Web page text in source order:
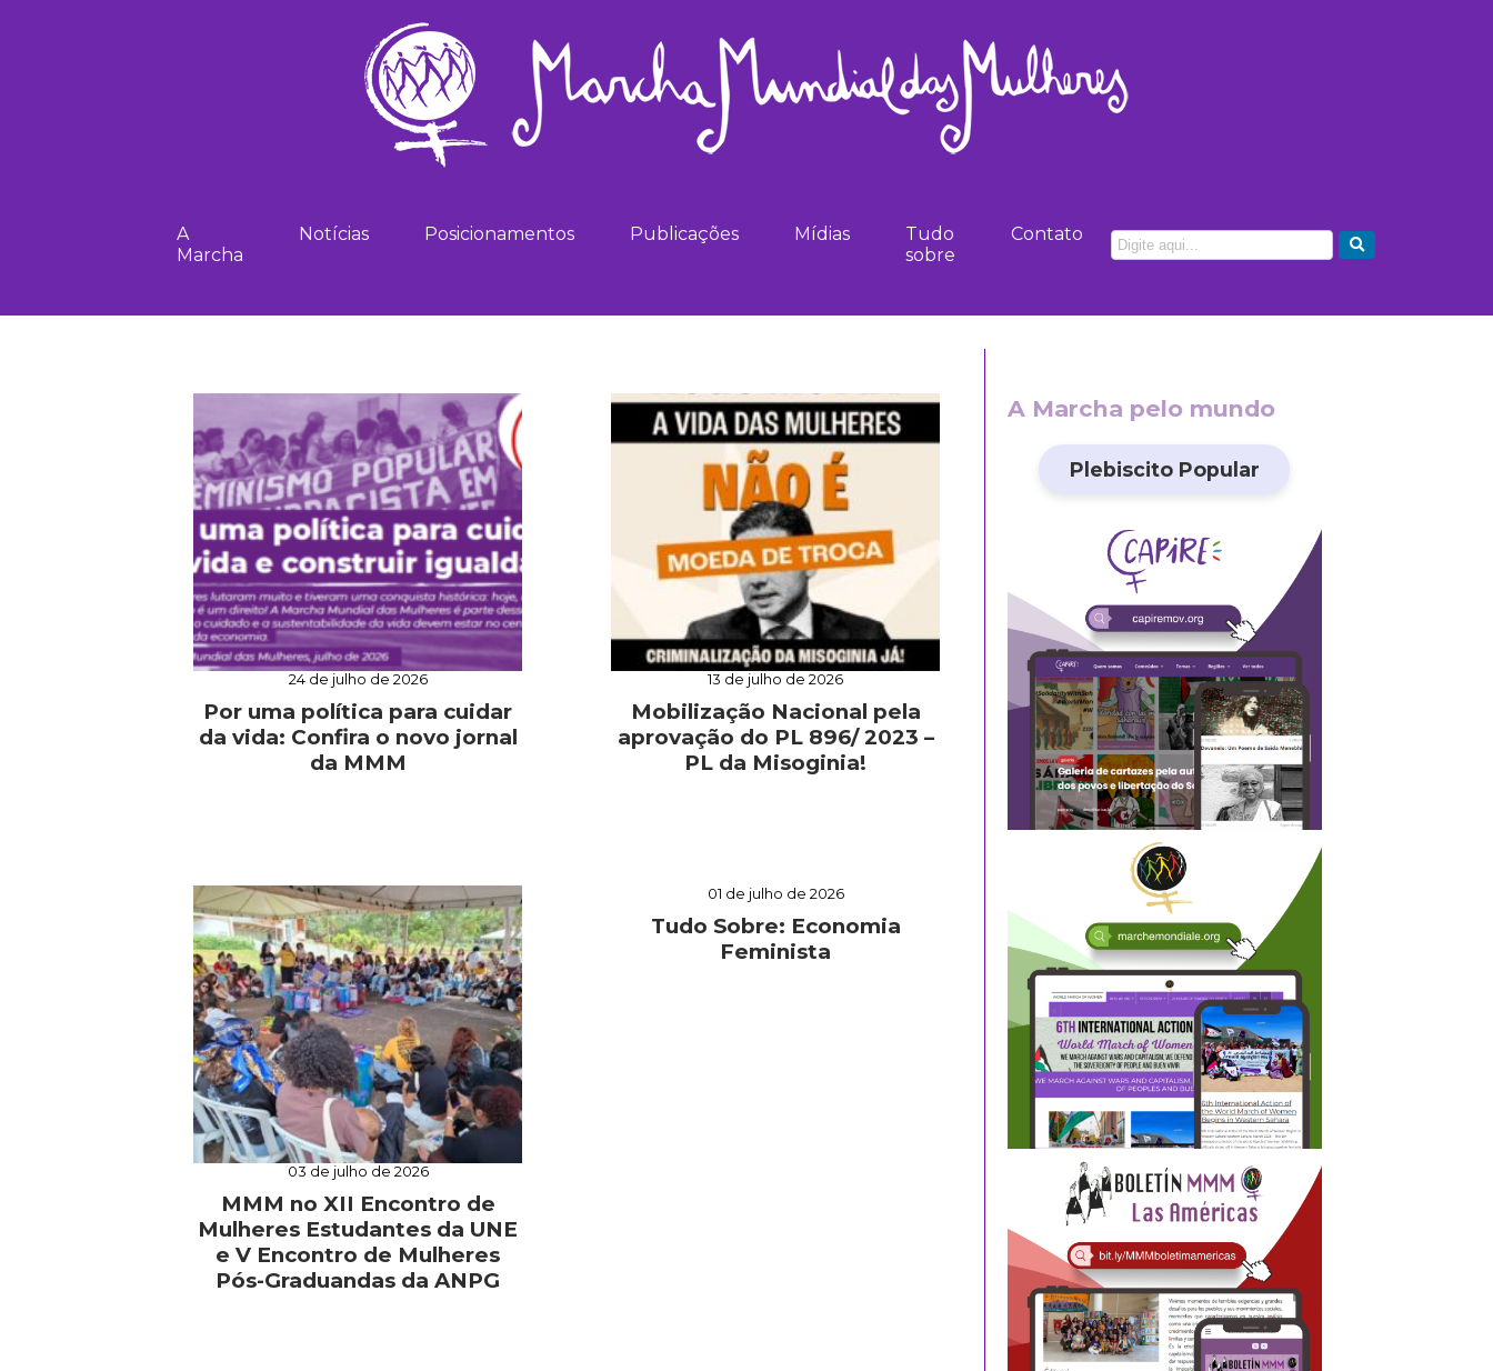
A
Marcha
Notícias Posicionamentos Publicações Mídias
Tudo
sobre
Contato
24 de julho de 2026
Por uma política para cuidar
da vida: Confira o novo jornal
da MMM
13 de julho de 2026
Mobilização Nacional pela
aprovação do PL 896/ 2023 –
PL da Misoginia!
03 de julho de 2026
MMM no XII Encontro de
Mulheres Estudantes da UNE
e V Encontro de Mulheres
Pós-Graduandas da ANPG
01 de julho de 2026
Tudo Sobre: Economia
Feminista
A Marcha pelo mundo
Plebiscito Popular